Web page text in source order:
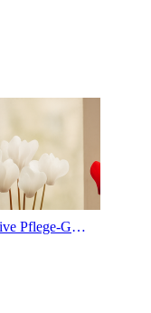
Alpenveilchen düngen: Der ultimative Pflege-Guide für prachtvolle Cyclamen